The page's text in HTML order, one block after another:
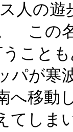
人の遊
この
こと
パが寒
へ移
てしま